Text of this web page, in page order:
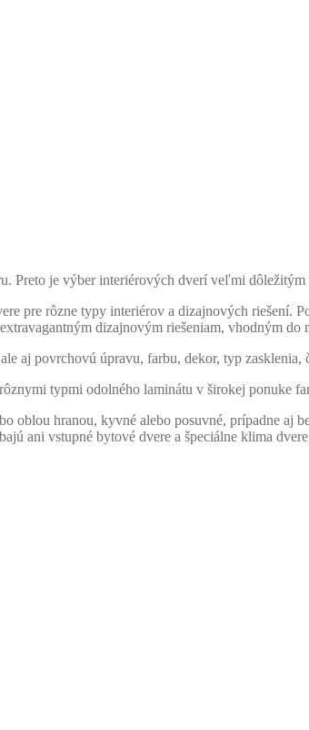
Preto je výber interiérových dverí veľmi
pre rôzne typy interiérov a dizajnových riešení.
dizajnovým riešeniam, vhodným do
aj povrchovú úpravu, farbu, dekor, typ zasklenia,
typmi odolného laminátu v širokej ponuke
oblou hranou, kyvné alebo posuvné, prípadne
ani vstupné bytové dvere a špeciálne klima